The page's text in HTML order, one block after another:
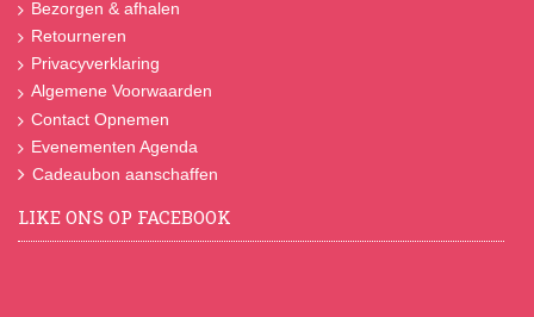
Bezorgen & afhalen
Retourneren
Privacyverklaring
Algemene Voorwaarden
Contact Opnemen
Evenementen Agenda
Cadeaubon aanschaffen
LIKE ONS OP FACEBOOK